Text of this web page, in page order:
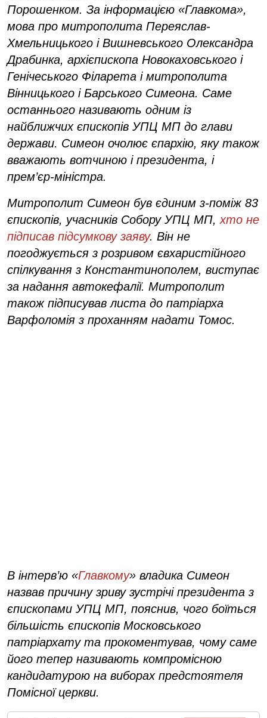
Порошенком. За інформацією «Главкома»,
мова про митрополита Переяслав-
Хмельницького і Вишневського Олександра
Драбинка, архієпископа Новокаховського і
Генічеського Філарета і митрополита
Вінницького і Барського Симеона. Саме
останнього називають одним із
найближчих єпископів УПЦ МП до глави
держави. Симеон очолює єпархію, яку також
вважають вотчиною і президента, і
прем’єр-міністра.
Митрополит Симеон був єдиним з-поміж 83
єпископів, учасників Собору УПЦ МП, хто не
підписав підсумкову заяву. Він не
погоджується з розривом євхаристійного
спілкування з Константинополем, виступає
за надання автокефалії. Митрополит
також підписував листа до патріарха
Варфоломія з проханням надати Томос.
В інтерв’ю «Главкому» владика Симеон
назвав причину зриву зустрічі президента з
єпископами УПЦ МП, пояснив, чого боїться
більшість єпископів Московського
патріархату та прокоментував, чому саме
його тепер називають компромісною
кандидатурою на виборах предстоятеля
Помісної церкви.